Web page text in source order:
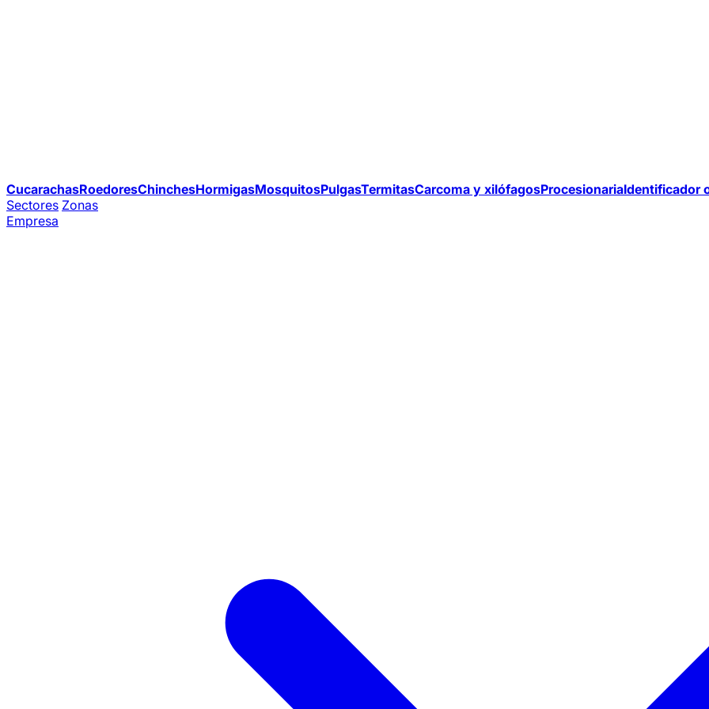
CucarachasRoedoresChinchesHormigasMosquitosPulgasTermitasCarcoma y xilófagosProcesionariaIdentificador
Sectores Zonas
Empresa